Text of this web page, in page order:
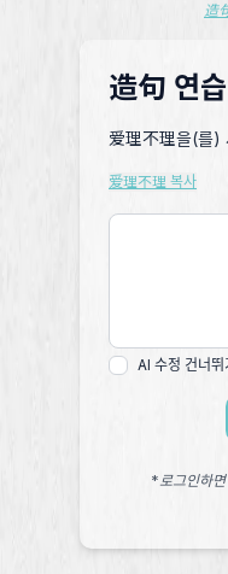
造
造句 연
爱理不理을(를)
爱理不理 복사
AI 수정 건너뛰
*로그인하면